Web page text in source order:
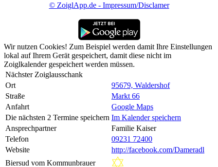
© ZoiglApp.de - Impressum/Disclamer
Wir nutzen Cookies! Zum Beispiel werden damit Ihre Einstellungen
lokal auf Ihrem Gerät gespeichert, damit diese nicht im
Zoiglkalender gespeichert werden müssen.
Nächster Zoiglausschank
Ort
95679, Waldershof
Straße
Markt 66
Anfahrt
Google Maps
Die nächsten 2 Termine speichern Im Kalender speichern
Ansprechpartner
Familie Kaiser
Telefon
09231 72400
Website
http://facebook.com/Dameradl
Biersud vom Kommunbrauer